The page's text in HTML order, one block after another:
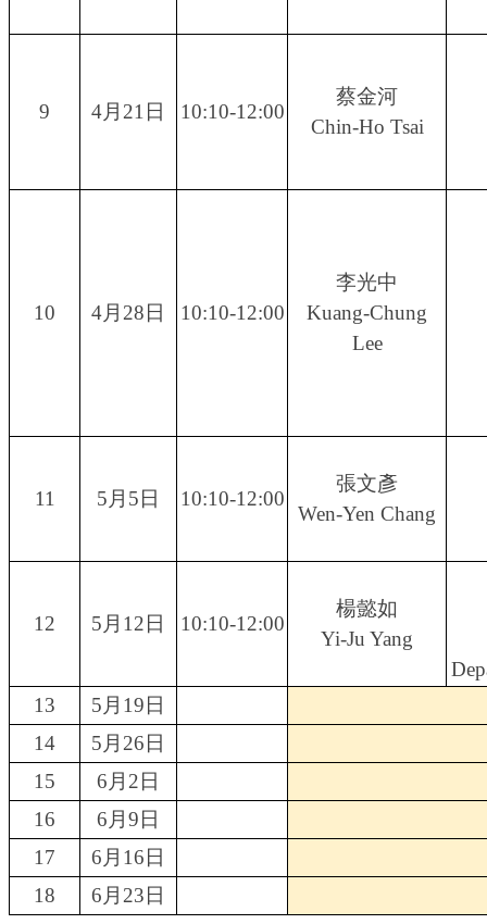
9 4月21日 10:10-12:00
蔡金河
Chin-Ho Tsai
10 4月28日 10:10-12:00
李光中
Kuang-Chung
Lee
11 5月5日 10:10-12:00
張文彥
Wen-Yen Chang
12 5月12日 10:10-12:00
楊懿如
Yi-Ju Yang
13
5月19日
14
5月26日
15
6月2日
16
6月9日
17
6月16日
18
6月23日